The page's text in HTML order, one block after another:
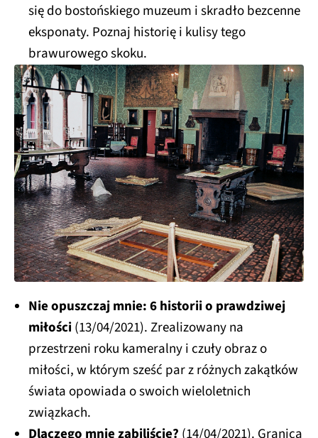
się do bostońskiego muzeum i skradło bezcenne
eksponaty. Poznaj historię i kulisy tego
brawurowego skoku.
Nie opuszczaj mnie: 6 historii o prawdziwej
miłości(13/04/2021). Zrealizowany na
przestrzeni roku kameralny i czuły obraz o
miłości, w którym sześć par z różnych zakątków
świata opowiada o swoich wieloletnich
związkach.
Dlaczego mnie zabiliście? (14/04/2021). Granica